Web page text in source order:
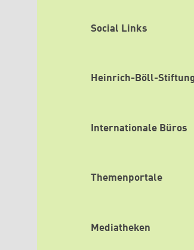
Social Links
Heinrich-Böll-
Internationale Büros
Themenportale
Mediatheken